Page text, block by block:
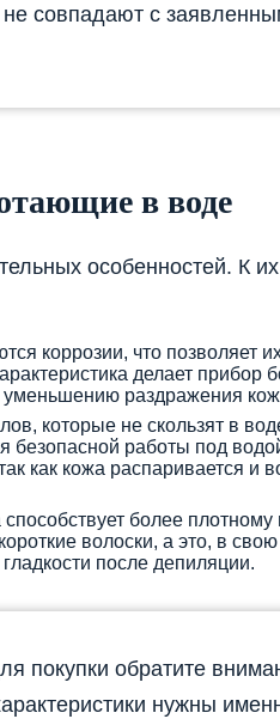
совпадают с
в воде
особенностей. К
коррозии, что позволяет
делает прибор
уменьшению раздражения
которые не скользят в
безопасной работы под
как кожа распаривается и
более
волоски, а это, в
после депиляции.
покупки обратите
нужны